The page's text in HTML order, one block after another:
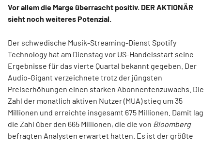
Vor allem die Marge überrascht positiv. DER AKTIONÄR
sieht noch weiteres Potenzial.
Der schwedische Musik-Streaming-Dienst Spotify
Technology hat am Dienstag vor US-Handelsstart seine
Ergebnisse für das vierte Quartal bekannt gegeben. Der
Audio-Gigant verzeichnete trotz der jüngsten
Preiserhöhungen einen starken Abonnentenzuwachs. Die
Zahl der monatlich aktiven Nutzer (MUA) stieg um 35
Millionen und erreichte insgesamt 675 Millionen. Damit lag
die Zahl über den 665 Millionen, die die von Bloomberg
befragten Analysten erwartet hatten. Es ist der größte